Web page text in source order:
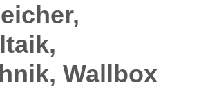
Wallbox